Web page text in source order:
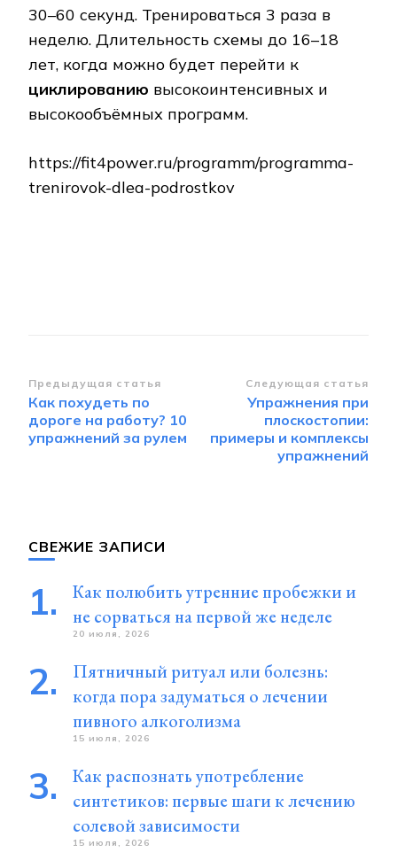
30–60 секунд. Тренироваться 3 раза в
неделю. Дли­тель­ность схемы до 16–18
лет, когда можно будет перейти к
циклированию вы­со­ко­ин­тен­сив­ных и
высокообъёмных программ.
https://fit4power.ru/programm/programma-
trenirovok-dlea-podrostkov
Навигация
по
записям
Предыдущая статья
Как похудеть по
дороге на работу? 10
упражнений за рулем
Следующая статья
Упражнения при
плоскостопии:
примеры и комплексы
упражнений
СВЕЖИЕ ЗАПИСИ
Как полюбить утренние пробежки и
не сорваться на первой же неделе
20 июля, 2026
Пятничный ритуал или болезнь:
когда пора задуматься о лечении
пивного алкоголизма
15 июля, 2026
Как распознать употребление
синтетиков: первые шаги к лечению
солевой зависимости
15 июля, 2026